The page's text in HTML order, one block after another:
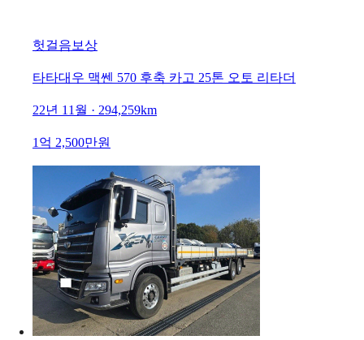
헛걸음보상
타타대우 맥쎈 570 후축 카고 25톤 오토 리타더
22년 11월 · 294,259km
1억 2,500만원